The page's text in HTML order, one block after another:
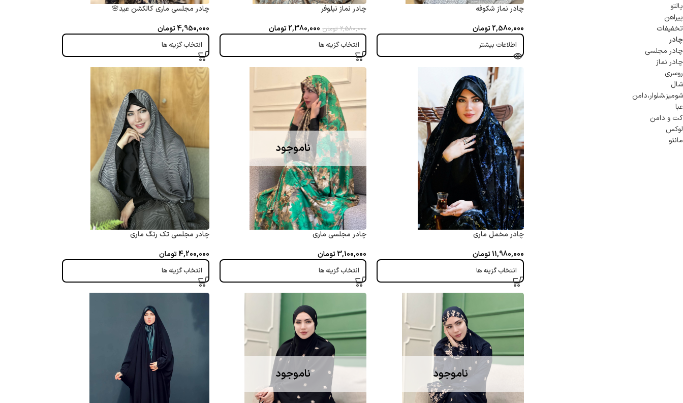
پالتو
پیراهن
تخفیفات
چادر
چادر مجلسی
چادر نماز
روسری
شال
شوميز،شلوار،دامن
عبا
کت و دامن
لوکس
مانتو
چادر نماز شکوفه
2,580,000تومان
اطلاعات بیشتر
چادر نماز نیلوفر
2,580,000 تومان 2,380,000تومان
انتخاب گزینه ها
چادر مجلسی ماری کالکشن عید🌸
4,950,000تومان
انتخاب گزینه ها
چادر مخمل ماری
11,980,000تومان
انتخاب گزینه ها
ناموجود
چادر مجلسی ماری
3,100,000تومان
انتخاب گزینه ها
چادر مجلسی تک رنگ ماری
4,200,000تومان
انتخاب گزینه ها
ناموجود ناموجود